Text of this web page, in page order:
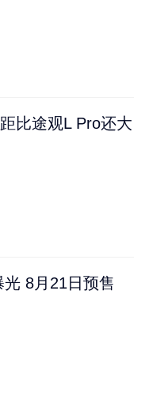
比途观L Pro还大
8月21日预售